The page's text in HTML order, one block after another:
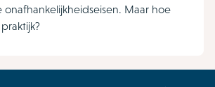
Maar hoe